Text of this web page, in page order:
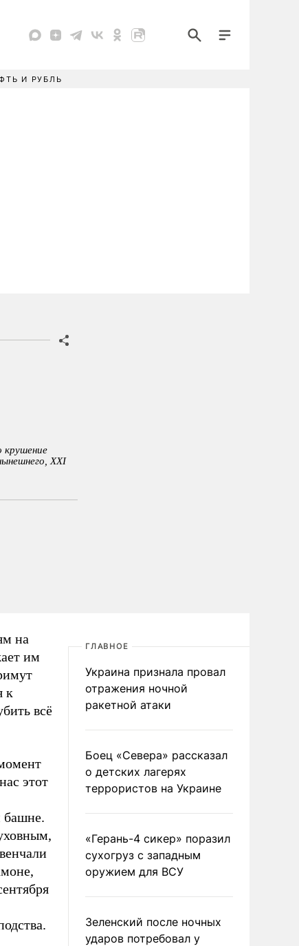
И РУБЛЬ
крушение
XXI
на
им
к
всё
этот
башне.
ГЛАВНОЕ
Украина признала провал
отражения ночной
ракетной атаки
Боец «Севера» рассказал
о детских лагерях
террористов на Украине
«Герань-4 сикер» поразил
сухогруз с западным
оружием для ВСУ
Зеленский после ночных
ударов потребовал у